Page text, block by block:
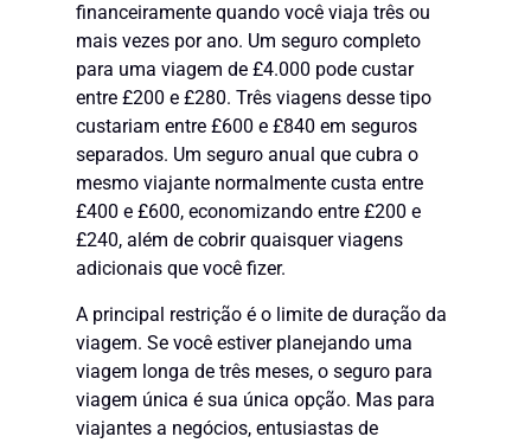
financeiramente quando você viaja três ou
mais vezes por ano. Um seguro completo
para uma viagem de £4.000 pode custar
entre £200 e £280. Três viagens desse tipo
custariam entre £600 e £840 em seguros
separados. Um seguro anual que cubra o
mesmo viajante normalmente custa entre
£400 e £600, economizando entre £200 e
£240, além de cobrir quaisquer viagens
adicionais que você fizer.
A principal restrição é o limite de duração da
viagem. Se você estiver planejando uma
viagem longa de três meses, o seguro para
viagem única é sua única opção. Mas para
viajantes a negócios, entusiastas de